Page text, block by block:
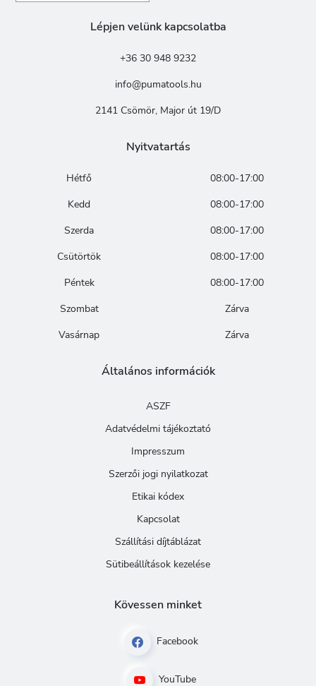
Lépjen velünk kapcsolatba
+36 30 948 9232
info@pumatools.hu
2141 Csömör, Major út 19/D
Nyitvatartás
Hétfő
08:00-17:00
Kedd
08:00-17:00
Szerda
08:00-17:00
Csütörtök
08:00-17:00
Péntek
08:00-17:00
Szombat
Zárva
Vasárnap
Zárva
Általános információk
ASZF
Adatvédelmi tájékoztató
Impresszum
Szerzői jogi nyilatkozat
Etikai kódex
Kapcsolat
Szállítási díjtáblázat
Sütibeállítások kezelése
Kövessen minket
Facebook
YouTube